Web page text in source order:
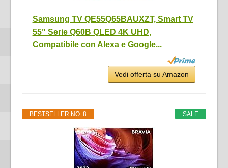
Samsung TV QE55Q65BAUXZT, Smart TV
55" Serie Q60B QLED 4K UHD,
Compatibile con Alexa e Google...
Vedi offerta su Amazon
SALE
BESTSELLER NO. 8